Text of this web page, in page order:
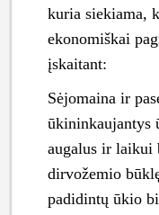
kuria siekiama,
ekonomiškai
įskaitant:
Sėjomaina ir
ūkininkaujantys
augalus ir laikui
dirvožemio
padidintų ūkio